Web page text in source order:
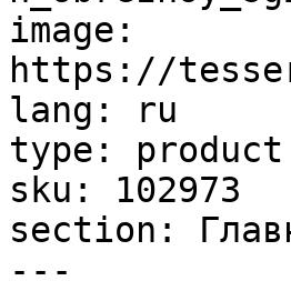
image:
https://
lang: ru
type: product
sku: 102973
section:
---